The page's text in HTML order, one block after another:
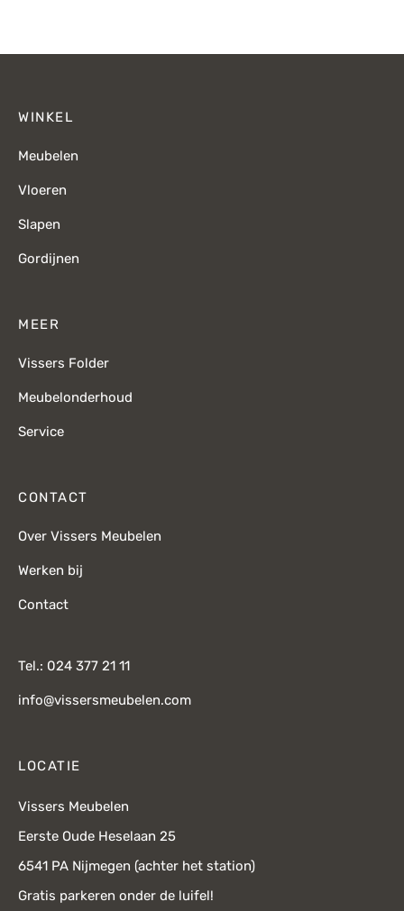
WINKEL
Meubelen
Vloeren
Slapen
Gordijnen
MEER
Vissers Folder
Meubelonderhoud
Service
CONTACT
Over Vissers Meubelen
Werken bij
Contact
Tel.: 024 377 21 11
info@vissersmeubelen.com
LOCATIE
Vissers Meubelen
Eerste Oude Heselaan 25
6541 PA Nijmegen (achter het station)
Gratis parkeren onder de luifel!